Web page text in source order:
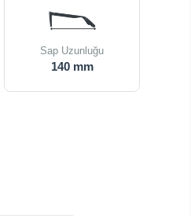
Sap Uzunluğu
140 mm